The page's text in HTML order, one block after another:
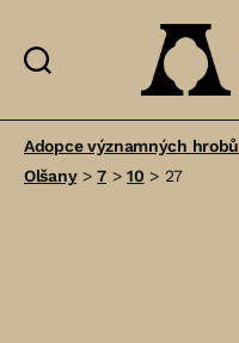
Adopce významných hrobů
Olšany>7 >10 > 27